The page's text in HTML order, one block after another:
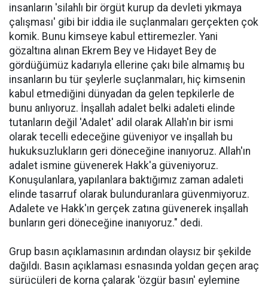
insanların 'silahlı bir örgüt kurup da devleti yıkmaya
çalışması' gibi bir iddia ile suçlanmaları gerçekten çok
komik. Bunu kimseye kabul ettiremezler. Yani
gözaltına alınan Ekrem Bey ve Hidayet Bey de
gördüğümüz kadarıyla ellerine çakı bile almamış bu
insanların bu tür şeylerle suçlanmaları, hiç kimsenin
kabul etmediğini dünyadan da gelen tepkilerle de
bunu anlıyoruz. İnşallah adalet belki adaleti elinde
tutanların değil 'Adalet' adil olarak Allah'ın bir ismi
olarak tecelli edeceğine güveniyor ve inşallah bu
hukuksuzlukların geri döneceğine inanıyoruz. Allah'ın
adalet ismine güvenerek Hakk'a güveniyoruz.
Konuşulanlara, yapılanlara baktığımız zaman adaleti
elinde tasarruf olarak bulunduranlara güvenmiyoruz.
Adalete ve Hakk'ın gerçek zatına güvenerek inşallah
bunların geri döneceğine inanıyoruz." dedi.
Grup basın açıklamasının ardından olaysız bir şekilde
dağıldı. Basın açıklaması esnasında yoldan geçen araç
sürücüleri de korna çalarak 'özgür basın' eylemine